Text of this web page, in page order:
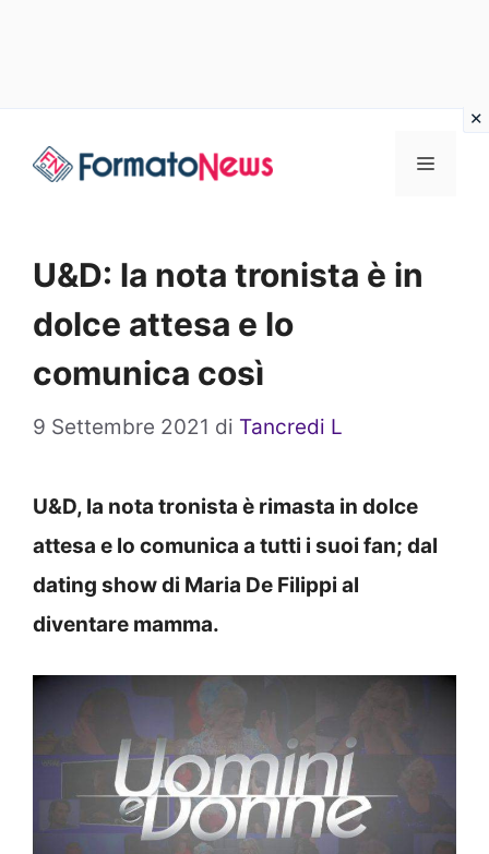
Menu
U&D: la nota tronista è in
dolce attesa e lo
comunica così
9 Settembre 2021 di Tancredi L
U&D, la nota tronista è rimasta in dolce
attesa e lo comunica a tutti i suoi fan; dal
dating show di Maria De Filippi al
diventare mamma.